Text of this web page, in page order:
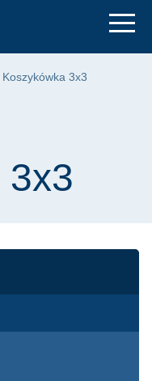
Koszykówka 3x3
3x3